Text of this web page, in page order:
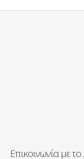
Επικοινωνία με